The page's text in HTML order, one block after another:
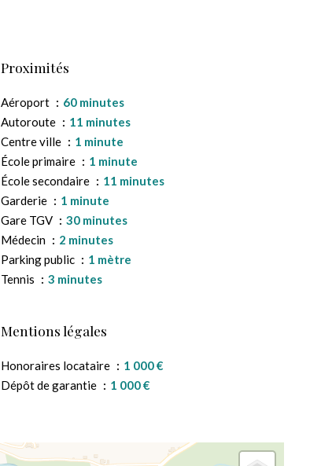
Proximités
Aéroport
60 minutes
Autoroute
11 minutes
Centre ville
1 minute
École primaire
1 minute
École secondaire
11 minutes
Garderie
1 minute
Gare TGV
30 minutes
Médecin
2 minutes
Parking public
1 mètre
Tennis
3 minutes
Mentions légales
Honoraires locataire
1 000 €
Dépôt de garantie
1 000 €